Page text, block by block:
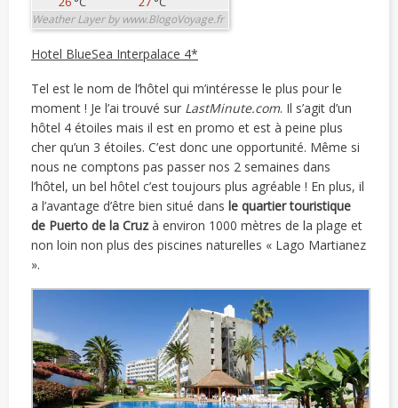
Weather Layer by www.BlogoVoyage.fr
Hotel BlueSea Interpalace 4*
Tel est le nom de l’hôtel qui m’intéresse le plus pour le
moment ! Je l’ai trouvé sur LastMinute.com. Il s’agit d’un
hôtel 4 étoiles mais il est en promo et est à peine plus
cher qu’un 3 étoiles. C’est donc une opportunité. Même si
nous ne comptons pas passer nos 2 semaines dans
l’hôtel, un bel hôtel c’est toujours plus agréable ! En plus, il
a l’avantage d’être bien situé dans le quartier touristique
de Puerto de la Cruzà environ 1000 mètres de la plage et
non loin non plus des piscines naturelles « Lago Martianez
».